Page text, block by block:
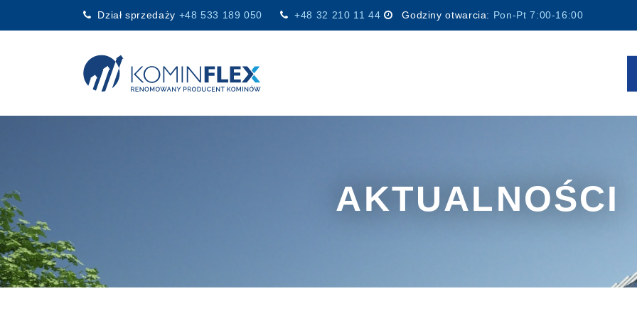
Dział sprzedaży +48 533 189 050 +48 32 210 11 44 Godziny otwarcia: Pon-Pt 7:00-16:00
Main Navigation
AKTUALNOŚCI